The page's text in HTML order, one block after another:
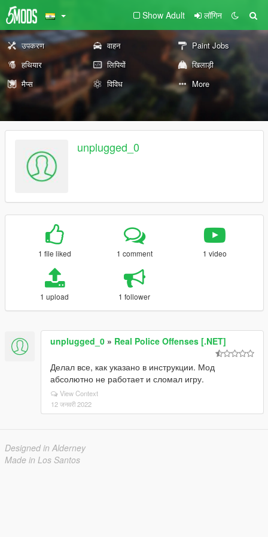
Show Adult लॉगिन
उपकरण वाहन
Paint Jobs
हथियार
लिपियों
खिलाड़ी
मैप्स
विविध More
unplugged_0
1 file liked 1 comment 1 video
1 upload 1 follower
unplugged_0 » Real Police Offenses [.NET]
Делал все, как указано в инструкции. Мод
абсолютно не работает и сломал игру.
View Context
12 जनवरी 2022
Designed in Alderney
Made in Los Santos